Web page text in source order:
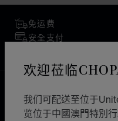
欢迎莅临
我们可配送至位于
览位于中國澳門特別
免运费
安全支付
南美洲和加勒比海 阿